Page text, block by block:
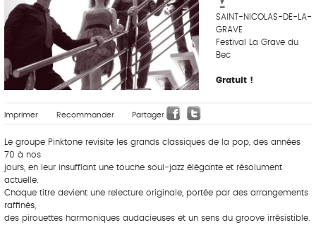
SAINT-NICOLAS-DE-LA-
GRAVE
Festival La Grave du
Bec
Gratuit !
Imprimer Recommander Partager
Le groupe Pinktone revisite les grands classiques de la pop, des années
70 à nos
jours, en leur insufflant une touche soul-jazz élégante et résolument
actuelle.
Chaque titre devient une relecture originale, portée par des arrangements
raffinés,
des pirouettes harmoniques audacieuses et un sens du groove irrésistible.